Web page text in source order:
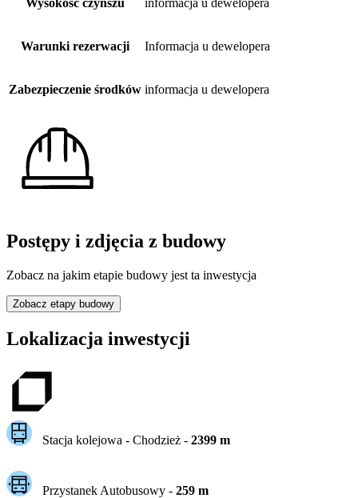
Wysokość czynszu informacja u dewelopera
Warunki rezerwacji Informacja u dewelopera
Zabezpieczenie środków informacja u dewelopera
Postępy i zdjęcia z budowy
Zobacz na jakim etapie budowy jest ta inwestycja
Zobacz etapy budowy
Lokalizacja inwestycji
Stacja kolejowa - Chodzież- 2399m
Przystanek Autobusowy - 259m